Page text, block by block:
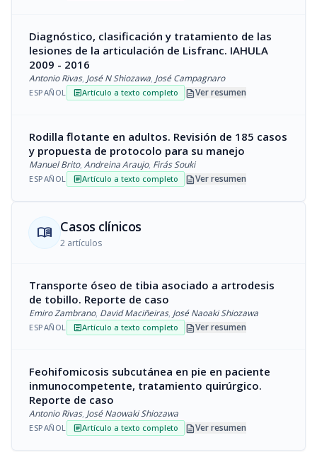
Diagnóstico, clasificación y tratamiento de las
lesiones de la articulación de Lisfranc. IAHULA
2009 - 2016
Antonio Rivas, José N Shiozawa, José Campagnaro
ESPAÑOL articleArtículo a texto completo descriptionVer resumen
Rodilla flotante en adultos. Revisión de 185 casos
y propuesta de protocolo para su manejo
Manuel Brito, Andreina Araujo, Firás Souki
ESPAÑOL articleArtículo a texto completo descriptionVer resumen
menu_book Casos clínicos
2 artículos
Transporte óseo de tibia asociado a artrodesis
de tobillo. Reporte de caso
Emiro Zambrano, David Maciñeiras, José Naoaki Shiozawa
ESPAÑOL articleArtículo a texto completo descriptionVer resumen
Feohifomicosis subcutánea en pie en paciente
inmunocompetente, tratamiento quirúrgico.
Reporte de caso
Antonio Rivas, José Naowaki Shiozawa
ESPAÑOL articleArtículo a texto completo descriptionVer resumen